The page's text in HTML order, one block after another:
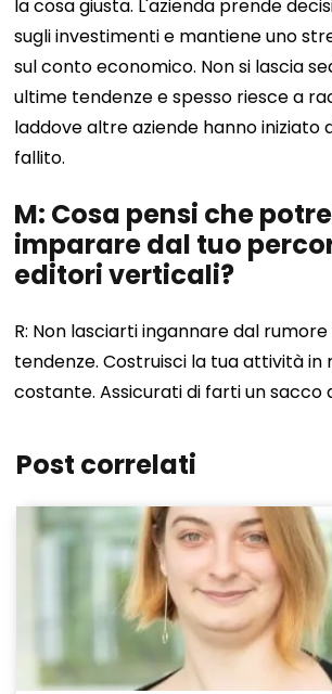
la cosa giusta. L'azienda prende
sugli investimenti e mantiene uno
sul conto economico. Non si lascia
ultime tendenze e spesso riesce a
laddove altre aziende hanno iniziato
fallito.
M: Cosa pensi che
imparare dal tuo
editori verticali?
R: Non lasciarti ingannare dal
tendenze. Costruisci la tua attività in
costante. Assicurati di farti un sacco
Post correlati